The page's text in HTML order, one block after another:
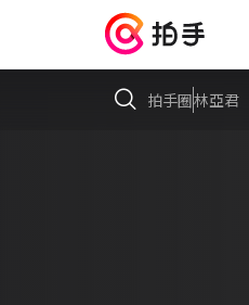
拍手圈林亞君